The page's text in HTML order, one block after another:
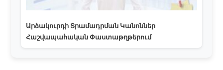
Արձակուրդի Տրամադրման Կանոններ
Հաշվապահական Փաստաթղթերում